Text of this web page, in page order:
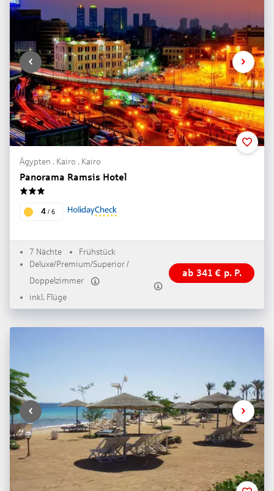
Ägypten . Kairo . Kairo
Panorama Ramsis Hotel
4 / 6
7 Nächte
Frühstück
Deluxe/Premium/Superior /
Doppelzimmer
inkl. Flüge
ab 341 € p. P.